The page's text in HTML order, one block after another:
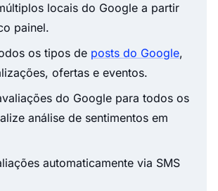
locais do Google a partir
painel.
os tipos de posts do Google,
ofertas e eventos.
do Google para todos os
análise de sentimentos em
automaticamente via SMS